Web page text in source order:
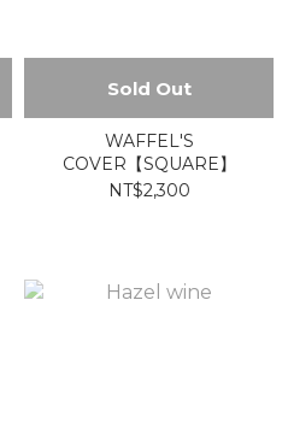
Sold Out
WAFFEL'S
COVER【SQUARE】
NT$2,300